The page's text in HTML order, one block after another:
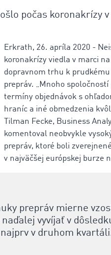
počas koronakrízy
Erkrath, 26. apríla 2020 -
koronakrízy viedla v marci
dopravnom trhu k
prepráv. „Mnoho
termíny objednávok s
hraníc a iné obmedzenia
Tilman Fecke, Business
komentoval neobvykle
prepráv, ktoré boli
v najväčšej európskej burze
prepráv mierne
vyvíjať v
v druhom